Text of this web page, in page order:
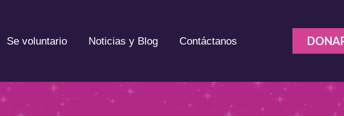
Se voluntario Noticias y Blog Contáctanos